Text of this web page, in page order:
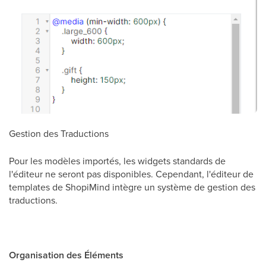
Gestion des Traductions
Pour les modèles importés, les widgets standards de
l'éditeur ne seront pas disponibles. Cependant, l'éditeur de
templates de ShopiMind intègre un système de gestion des
traductions.
Organisation des Éléments